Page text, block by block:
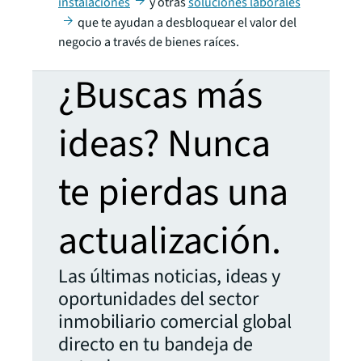
que te ayudan a desbloquear el valor del
negocio a través de bienes raíces.
¿Buscas más
ideas? Nunca
te pierdas una
actualización.
Las últimas noticias, ideas y
oportunidades del sector
inmobiliario comercial global
directo en tu bandeja de